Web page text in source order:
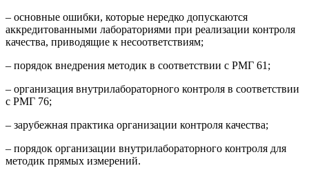
– основные ошибки, которые нередко допускаются
аккредитованными лабораториями при реализации контроля
качества, приводящие к несоответствиям;
– порядок внедрения методик в соответствии с РМГ 61;
– организация внутрилабораторного контроля в соответствии
с РМГ 76;
– зарубежная практика организации контроля качества;
– порядок организации внутрилабораторного контроля для
методик прямых измерений.